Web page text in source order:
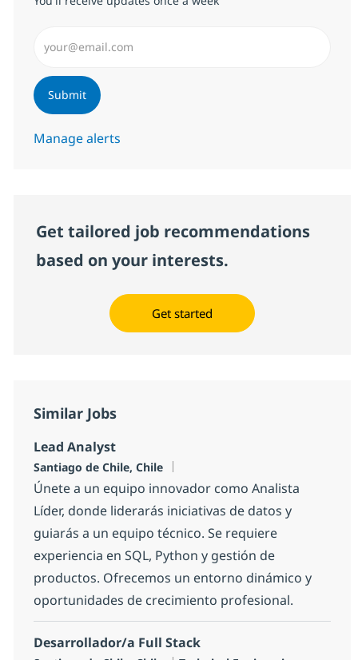
Submit
Manage alerts
Get tailored job recommendations
based on your interests.
Get started
Similar Jobs
Lead Analyst
Location
Santiago de Chile, Chile
Únete a un equipo innovador como Analista
Líder, donde liderarás iniciativas de datos y
guiarás a un equipo técnico. Se requiere
experiencia en SQL, Python y gestión de
productos. Ofrecemos un entorno dinámico y
oportunidades de crecimiento profesional.
Desarrollador/a Full Stack